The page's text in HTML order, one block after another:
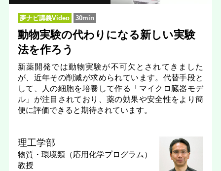
夢ナビ講義Video 30min
動物実験の代わりになる新しい実験
法を作ろう
新薬開発では動物実験が不可欠とされてきました
が、近年その削減が求められています。代替手段と
して、人の細胞を培養して作る「マイクロ臓器モデ
ル」が注目されており、薬の効果や安全性をより簡
便に評価できると期待されています。
理工学部
物質・環境類（応用化学プログラム）
教授